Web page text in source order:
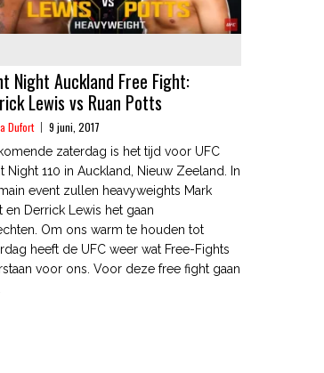
Night Auckland Free Fight:
Lewis vs Ruan Potts
Dufort 9 juni, 2017
zaterdag is het tijd voor UFC
Night 110 in Auckland, Nieuw Zeeland. In
event zullen heavyweights Mark
en Derrick Lewis het gaan
Om ons warm te houden tot
heeft de UFC weer wat Free-Fights
voor ons. Voor deze free fight gaan